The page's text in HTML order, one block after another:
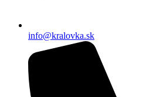
info@kralovka.sk